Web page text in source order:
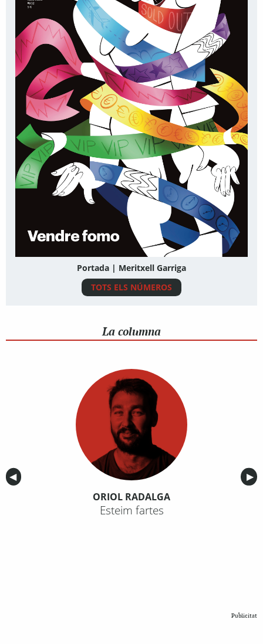
Portada | Meritxell Garriga
TOTS ELS NÚMEROS
La columna
Anterior
◀︎ ▶︎
ORIOL RADALGA
Esteim fartes
Publicitat